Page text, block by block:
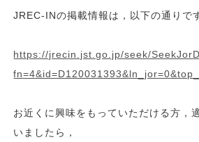
JREC-INの掲載情報は，以下の通りで
https://jrecin.jst.go.jp/seek/
お近くに興味をもっていただける方，
いましたら，